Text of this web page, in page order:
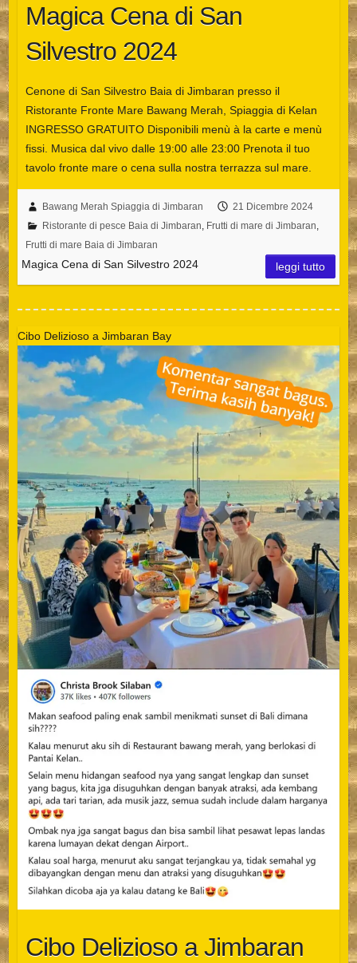
Magica Cena di San
Silvestro 2024
Cenone di San Silvestro Baia di Jimbaran presso il
Ristorante Fronte Mare Bawang Merah, Spiaggia di Kelan
INGRESSO GRATUITO Disponibili menù à la carte e menù
fissi. Musica dal vivo dalle 19:00 alle 23:00 Prenota il tuo
tavolo fronte mare o cena sulla nostra terrazza sul mare.
Bawang Merah Spiaggia di Jimbaran
21 Dicembre 2024
Ristorante di pesce Baia di Jimbaran, Frutti di mare di Jimbaran,
Frutti di mare Baia di Jimbaran
Magica Cena di San Silvestro 2024 leggi tutto
Cibo Delizioso a Jimbaran Bay
Cibo Delizioso a Jimbaran